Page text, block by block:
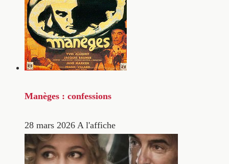
Manèges : confessions
28 mars 2026 A l'affiche